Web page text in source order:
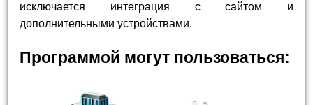
исключается интеграция с сайтом и
дополнительными устройствами.
Программой могут пользоваться: